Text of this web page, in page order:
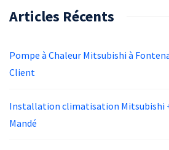
Articles Récents
Pompe à Chaleur Mitsubishi à
Client
Installation climatisation Mitsubishi
Mandé